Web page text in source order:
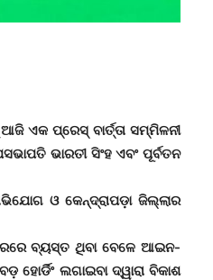
ଏକ ପ୍ରେସ୍ ବାର୍ତ୍ତା ସମ୍ମିଳନୀ
ଭାରତୀ ସିଂହ ଏବଂ ପୂର୍ବତନ
ଓ କେନ୍ଦ୍ରାପଡ଼ା ଜିଲ୍ଲାର
ବ୍ୟସ୍ତ ଥିବା ବେଳେ ଆଇନ-
ଲଗାଇବା ଦ୍ୱାରା ବିକାଶ